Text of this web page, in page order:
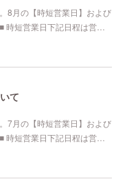
8月の【時短営業日】および
時短営業日下記日程は営…
て
7月の【時短営業日】および
時短営業日下記日程は営…